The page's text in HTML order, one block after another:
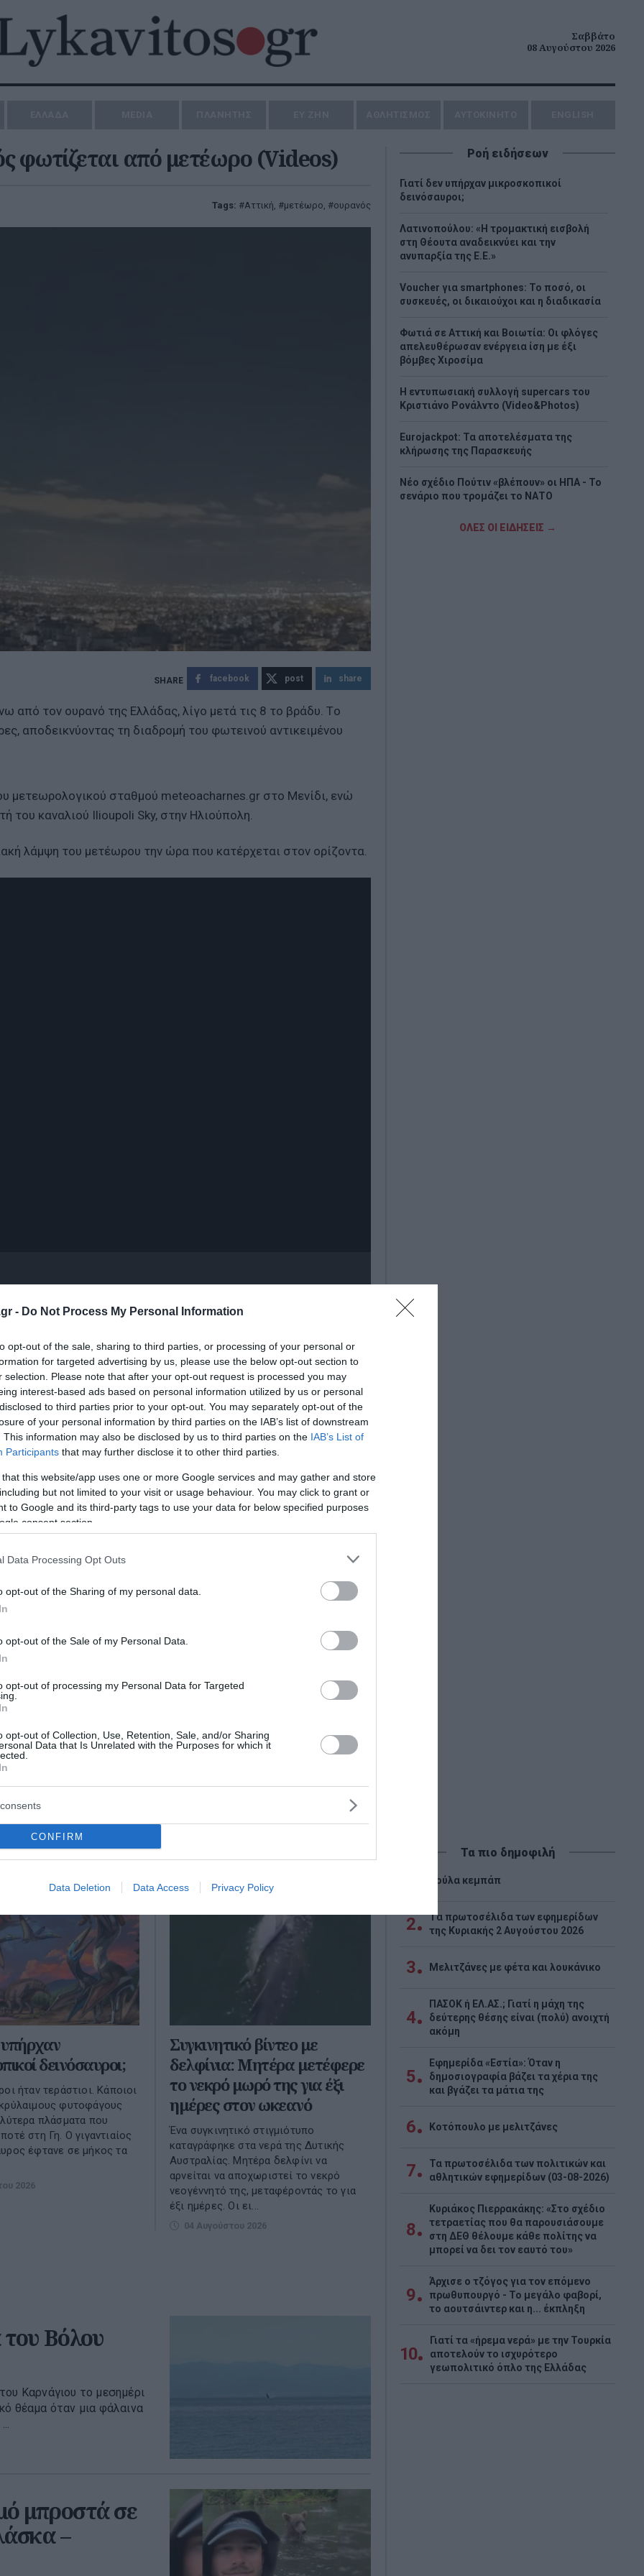
- Do Not Process My Personal Information
opt-out of the sale, sharing to third parties, or processing of your personal or
for targeted advertising by us, please use the below opt-out section to
selection. Please note that after your opt-out request is processed you may
interest-based ads based on personal information utilized by us or personal
to third parties prior to your opt-out. You may separately opt-out of the
of your personal information by third parties on the IAB’s list of downstream
This information may also be disclosed by us to third parties on the IAB’s List of
Participants that may further disclose it to other third parties.
that this website/app uses one or more Google services and may gather and store
but not limited to your visit or usage behaviour. You may click to grant or
to Google and its third-party tags to use your data for below specified purposes
consent section.
Data Processing Opt Outs
opt-out of the Sharing of my personal data.
opt-out of the Sale of my Personal Data.
opt-out of processing my Personal Data for Targeted
opt-out of Collection, Use, Retention, Sale, and/or Sharing
Data that Is Unrelated with the Purposes for which it
CONFIRM
Data Deletion Data Access Privacy Policy
Σαββάτο
08 Αυγούστου 2026
φωτίζεται από μετέωρο (Videos)
Tags: Αττική, μετέωρο, ουρανός
facebook post share
από τον ουρανό της Ελλάδας, λίγο μετά τις 8 το βράδυ. Tο
αποδεικνύοντας τη διαδρομή του φωτεινού αντικειμένου
μετεωρολογικού σταθμού meteoacharnes.gr στο Μενίδι, ενώ
του καναλιού Ilioupoli Sky, στην Ηλιούπολη.
λάμψη του μετέωρου την ώρα που κατέρχεται στον ορίζοντα.
φωτογραφήθηκε για πρώτη φορά στην Ισπανία
ιστός αραχνών στον κόσμο (Photos)
Lykavitos.gr στο Google News
όλες τις ειδήσεις
Ροή ειδήσεων
Γιατί δεν υπήρχαν μικροσκοπικοί
δεινόσαυροι;
Λατινοπούλου: «Η τρομακτική εισβολή
στη Θέουτα αναδεικνύει και την
ανυπαρξία της Ε.Ε.»
Voucher για smartphones: Το ποσό, οι
συσκευές, οι δικαιούχοι και η διαδικασία
Φωτιά σε Αττική και Βοιωτία: Οι φλόγες
απελευθέρωσαν ενέργεια ίση με έξι
βόμβες Χιροσίμα
H εντυπωσιακή συλλογή supercars του
Κριστιάνο Ρονάλντο (Video&Photos)
Eurojackpot: Τα αποτελέσματα της
κλήρωσης της Παρασκευής
Νέο σχέδιο Πούτιν «βλέπουν» οι ΗΠΑ - Το
σενάριο που τρομάζει το ΝΑΤΟ
Στα «Παραπολιτικά»: Προς 30.000
ΟΛΕΣ ΟΙ ΕΙΔΗΣΕΙΣ →
υπήρχαν
δεινόσαυροι;
ήταν τεράστιοι. Κάποιοι
φυτοφάγους
πλάσματα που
στη Γη. O γιγαντιαίος
έφτανε σε μήκος τα
2026
Συγκινητικό βίντεο με
δελφίνια: Μητέρα μετέφερε
το νεκρό μωρό της για έξι
ημέρες στον ωκεανό
Ένα συγκινητικό στιγμιότυπο
καταγράφηκε στα νερά της Δυτικής
Αυστραλίας. Μητέρα δελφίνι να
αρνείται να αποχωριστεί το νεκρό
νεογέννητό της, μεταφέροντάς το για
έξι ημέρες. Οι ει...
04 Αυγούστου 2026
Βόλου
Καρνάγιου το μεσημέρι
θέαμα όταν μια φάλαινα
μπροστά σε
–
Τα πιο δημοφιλή
Λούλα κεμπάπ
2
Tα πρωτοσέλιδα των εφημερίδων
της Κυριακής 2 Αυγούστου 2026
3 Μελιτζάνες με φέτα και λουκάνικο
4
ΠΑΣΟΚ ή ΕΛ.ΑΣ.; Γιατί η μάχη της
δεύτερης θέσης είναι (πολύ) ανοιχτή
ακόμη
5
Εφημερίδα «Εστία»: Όταν η
δημοσιογραφία βάζει τα χέρια της
και βγάζει τα μάτια της
6 Κοτόπουλο με μελιτζάνες
7
Τα πρωτοσέλιδα των πολιτικών και
αθλητικών εφημερίδων (03-08-2026)
8
Κυριάκος Πιερρακάκης: «Στο σχέδιο
τετραετίας που θα παρουσιάσουμε
στη ΔΕΘ θέλουμε κάθε πολίτης να
μπορεί να δει τον εαυτό του»
9
Άρχισε ο τζόγος για τον επόμενο
πρωθυπουργό - Το μεγάλο φαβορί,
το αουτσάιντερ και η... έκπληξη
10
Γιατί τα «ήρεμα νερά» με την Τουρκία
αποτελούν το ισχυρότερο
γεωπολιτικό όπλο της Ελλάδας